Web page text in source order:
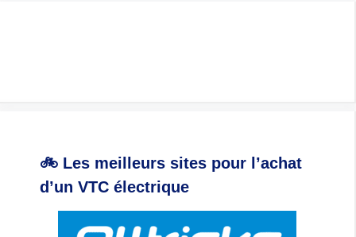
🚲 Les meilleurs sites pour l’achat
d’un VTC électrique